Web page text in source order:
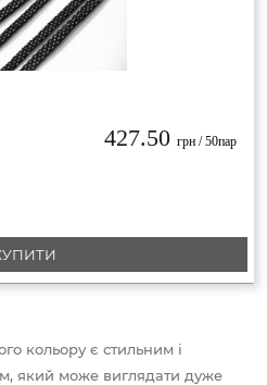
427.50 грн / 50пар
кольору є стильним і
який може виглядати дуже